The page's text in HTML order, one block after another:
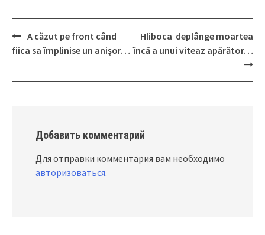
Post
A căzut pe front când
fiica sa împlinise un anișor…
Hliboca deplânge moartea
încă a unui viteaz apărător…
Добавить комментарий
Для отправки комментария вам необходимо
авторизоваться.